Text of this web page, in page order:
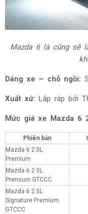
Mazda 6 là cũng sẽ
Dáng xe – chỗ ngồi:
Xuất xứ: Lắp ráp bởi
Mức giá xe Mazda 6
Phiên bản
Mazda 6 2.0L
Premium
Mazda 6 2.0L
Premium GTCCC
Mazda 6 2.5L
Signature Premium
GTCCC